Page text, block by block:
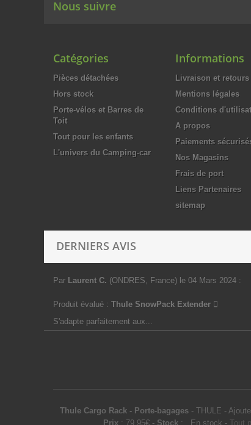
Nous suivre
Catégories
Pièces détachées
Hors stock
Porte-vélos et Barres de
Toit
Tout pour les enfants
L'univers du Camping-car
Informations
Livraison et retours
Mentions légales
Conditions
A propos
Paiements
Nos Magasins
Frais de port
Liens Partenaires
sitemap
DERNIERS AVIS
Par Laurent C. (ONDRES, France) le 04 Mars 2024 :
Produit évalué : Thule SnowPack Extender
S'adapte parfaitement aux...
Thule Cargo Rack - Porte-bagages- THULE -
Prix: 79.95€- Stock: En stock - Tout